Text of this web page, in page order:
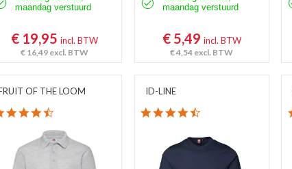
maandag verstuurd
€ 19,95incl. BTW
€ 16,49 excl. BTW
maandag verstuurd
€ 5,49 incl. BTW
€ 4,54 excl. BTW
OF THE LOOM ID-LINE